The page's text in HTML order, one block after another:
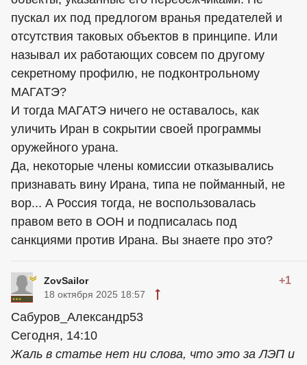
пускал их под предлогом вранья предателей и
отсутствия таковых объектов в принципе. Или
называл их работающих совсем по другому
секретному профилю, не подконтрольному
МАГАТЭ?
И тогда МАГАТЭ ничего не оставалось, как
уличить Иран в сокрытии своей программы
оружейного урана.
Да, некоторые члены комиссии отказывались
признавать вину Ирана, типа не пойманный, не
вор... А Россия тогда, не воспользовалась
правом вето в ООН и подписалась под
санкциями против Ирана. Вы знаете про это?
ZovSailor +1
18 октября 2025 18:57
Сабуров_Александр53
Сегодня, 14:10
Жаль в статье нет ни слова, что это за ЛЭП и